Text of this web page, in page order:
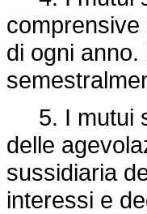
comprensive
di ogni
5. I mutui
delle
sussidiaria
interessi e